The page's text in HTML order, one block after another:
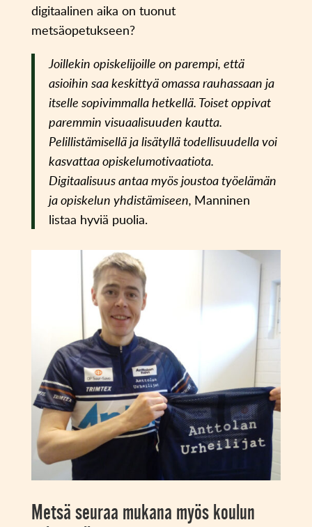
digitaalinen aika on tuonut
metsäopetukseen?
Joillekin opiskelijoille on parempi, että
asioihin saa keskittyä omassa rauhassaan ja
itselle sopivimmalla hetkellä. Toiset oppivat
paremmin visuaalisuuden kautta.
Pelillistämisellä ja lisätyllä todellisuudella voi
kasvattaa opiskelumotivaatiota.
Digitaalisuus antaa myös joustoa työelämän
ja opiskelun yhdistämiseen, Manninen
listaa hyviä puolia.
Metsä seuraa mukana myös koulun